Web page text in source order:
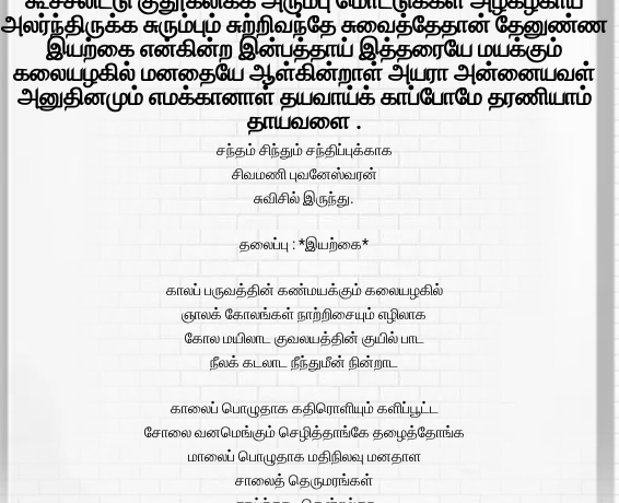
அலர்ந்திருக்க சுரும்பும் சுற்றிவந்தே சுவைத்தேதான் தேனுண்ண
இயற்கை என்கின்ற இன்பத்தாய் இத்தரையே மயக்கும்
கலையழகில் மனதையே ஆள்கின்றாள் அயரா அன்னையவள்
அனுதினமும் எமக்கானாள் தயவாய்க் காப்போமே தரணியாம்
தாயவளை .
சந்தம் சிந்தும் சந்திப்புக்காக
சிவமணி புவனேஸ்வரன்
சுவிசில் இருந்து.
தலைப்பு : *இயற்கை*
காலப் பருவத்தின் கண்மயக்கும் கலையழகில்
ஞாலக் கோலங்கள் நாற்றிசையும் எழிலாக
கோல மயிலாட குவலயத்தின் குயில் பாட
நீலக் கடலாட நீந்துமீன் நின்றாட
காலைப் பொழுதாக கதிரொளியும் களிப்பூட்ட
சோலை வனமெங்கும் செழித்தாங்கே தழைத்தோங்க
மாலைப் பொழுதாக மதிநிலவு மனதாள
சாலைத் தெருமரங்கள்